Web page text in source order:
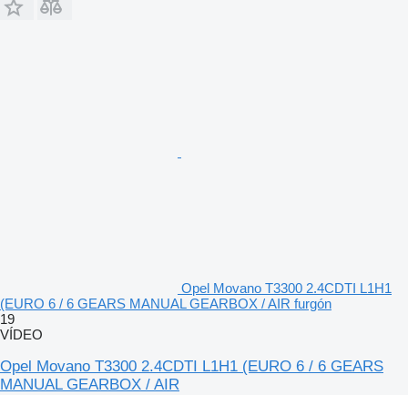
Opel Movano T3300 2.4CDTI L1H1
(EURO 6 / 6 GEARS MANUAL GEARBOX / AIR furgón
19
VÍDEO
Opel Movano T3300 2.4CDTI L1H1 (EURO 6 / 6 GEARS
MANUAL GEARBOX / AIR